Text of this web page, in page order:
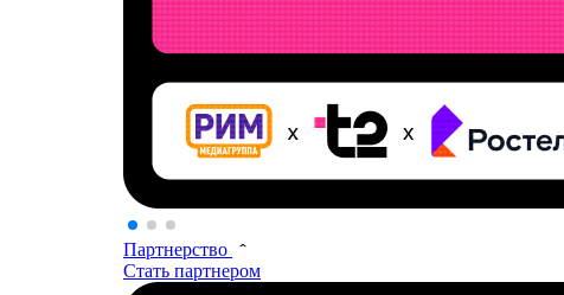
Партнерство
Стать партнером